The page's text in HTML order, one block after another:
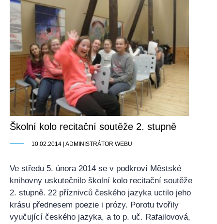
Školní kolo recitační soutěže 2. stupně
10.02.2014 | ADMINISTRÁTOR WEBU
Ve středu 5. února 2014 se v podkroví Městské
knihovny uskutečnilo školní kolo recitační soutěže
2. stupně. 22 příznivců českého jazyka uctilo jeho
krásu přednesem poezie i prózy. Porotu tvořily
vyučující českého jazyka, a to p. uč. Rafailovová,